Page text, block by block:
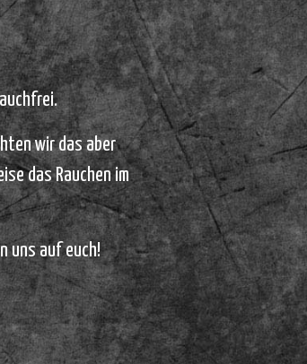
wir das aber
das Rauchen im
uns auf euch!